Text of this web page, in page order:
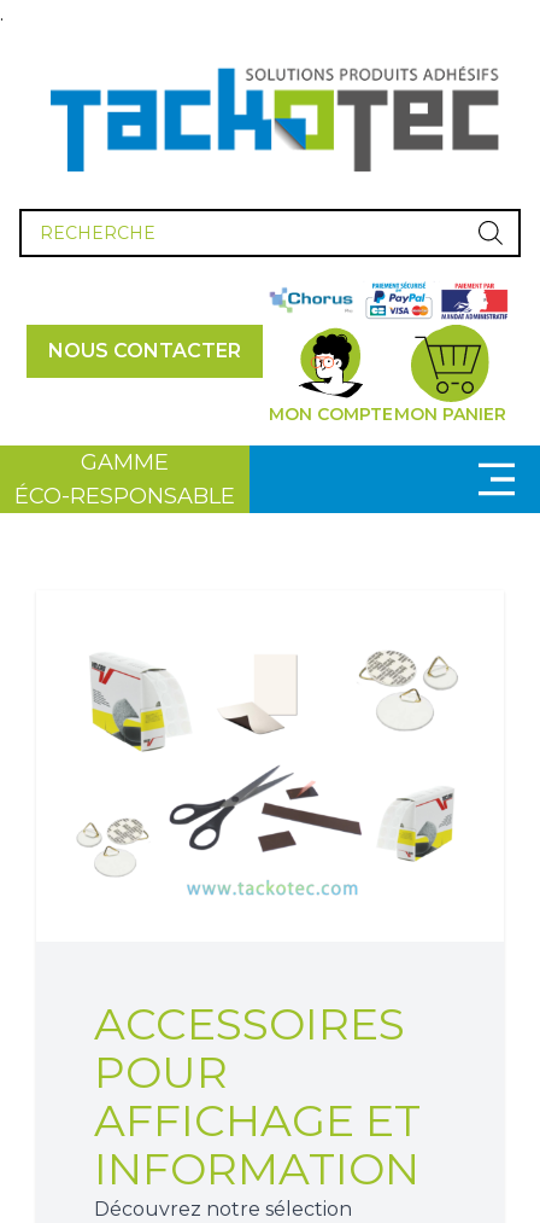
.
Recherche
de
produits
NOUS CONTACTER
MON COMPTEMON PANIER
GAMME
ÉCO-RESPONSABLE
ACCESSOIRES
POUR
AFFICHAGE ET
INFORMATION
Découvrez notre sélection